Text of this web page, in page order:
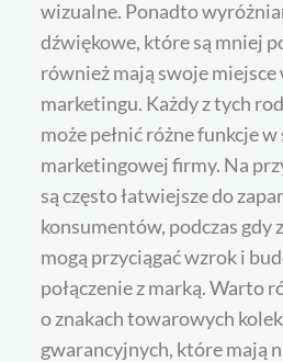
wizualne. Ponadto
dźwiękowe, które są mniej
również mają swoje miejsce
marketingu. Każdy z tych
może pełnić różne funkcje
marketingowej firmy. Na
są często łatwiejsze do
konsumentów, podczas gdy
mogą przyciągać wzrok i
połączenie z marką. Warto
o znakach towarowych
gwarancyjnych, które mają